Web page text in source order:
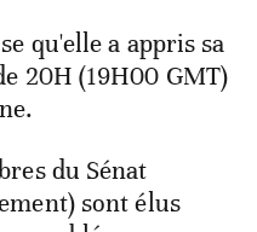
qu'elle a appris sa
20H (19H00 GMT)
du Sénat
sont élus